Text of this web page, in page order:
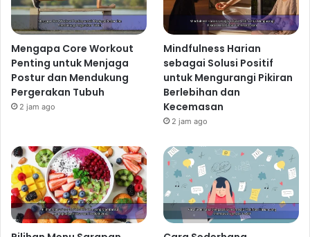
Mengapa Core Workout
Penting untuk Menjaga
Postur dan Mendukung
Pergerakan Tubuh
2 jam ago
Mindfulness Harian
sebagai Solusi Positif
untuk Mengurangi Pikiran
Berlebihan dan
Kecemasan
2 jam ago